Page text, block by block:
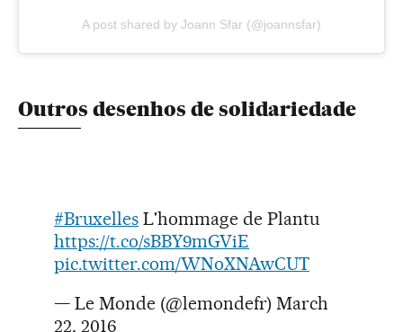
A post shared by Joann Sfar (@joannsfar)
Outros desenhos de solidariedade
#Bruxelles L'hommage de Plantu
https://t.co/sBBY9mGViE
pic.twitter.com/WNoXNAwCUT
— Le Monde (@lemondefr) March
22, 2016